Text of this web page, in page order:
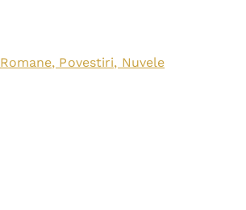
Romane, Povestiri, Nuvele